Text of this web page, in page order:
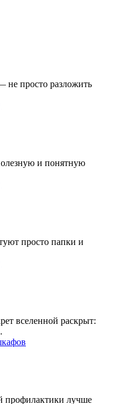
не просто разложить
и понятную
просто папки и
вселенной раскрыт:
профилактики лучше